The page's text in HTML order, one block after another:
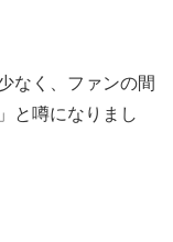
なく、ファンの間
と噂になりまし